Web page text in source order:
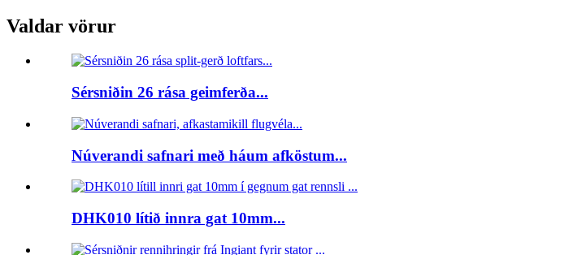
Valdar vörur
Sérsniðin 26 rása geimferða...
Núverandi safnari með háum afköstum...
DHK010 lítið innra gat 10mm...